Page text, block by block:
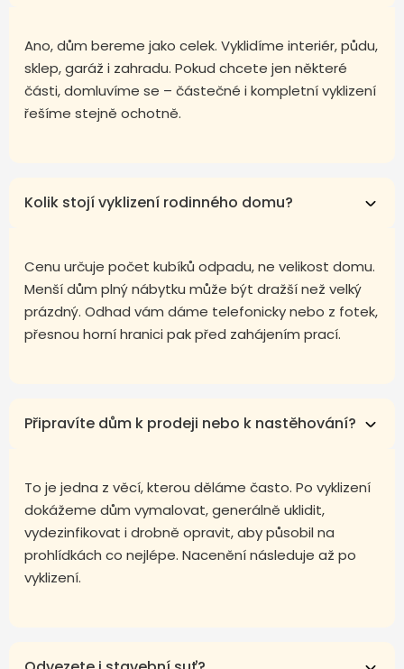
Ano, dům bereme jako celek. Vyklidíme interiér, půdu,
sklep, garáž i zahradu. Pokud chcete jen některé
části, domluvíme se – částečné i kompletní vyklizení
řešíme stejně ochotně.
Kolik stojí vyklizení rodinného domu?
Cenu určuje počet kubíků odpadu, ne velikost domu.
Menší dům plný nábytku může být dražší než velký
prázdný. Odhad vám dáme telefonicky nebo z fotek,
přesnou horní hranici pak před zahájením prací.
Připravíte dům k prodeji nebo k nastěhování?
To je jedna z věcí, kterou děláme často. Po vyklizení
dokážeme dům vymalovat, generálně uklidit,
vydezinfikovat i drobně opravit, aby působil na
prohlídkách co nejlépe. Nacenění následuje až po
vyklizení.